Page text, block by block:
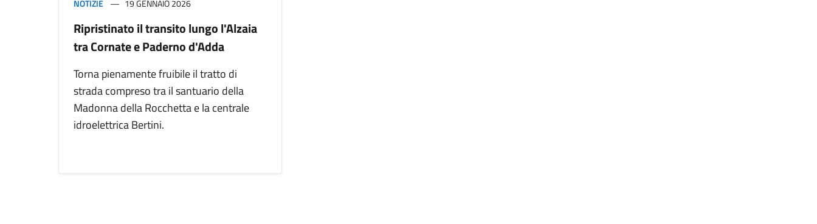
NOTIZIE 19 GENNAIO 2026
Ripristinato il transito lungo l'Alzaia
tra Cornate e Paderno d'Adda
Torna pienamente fruibile il tratto di
strada compreso tra il santuario della
Madonna della Rocchetta e la centrale
idroelettrica Bertini.